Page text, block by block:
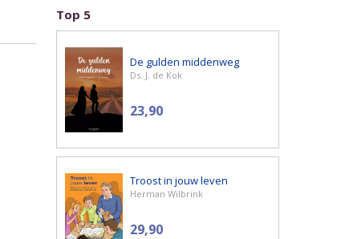
Top 5
De gulden middenweg
Ds. J. de Kok
23,90
Troost in jouw leven
Herman Wilbrink
29,90